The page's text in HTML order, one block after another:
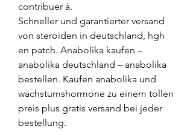
contribuer à.
Schneller und garantierter versand
von steroiden in deutschland, hgh
en patch. Anabolika kaufen –
anabolika deutschland – anabolika
bestellen. Kaufen anabolika und
wachstumshormone zu einem tollen
preis plus gratis versand bei jeder
bestellung.